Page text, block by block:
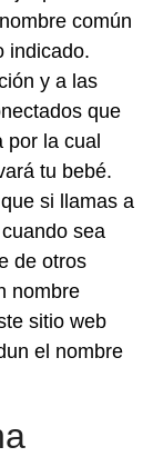
común
indicado.
y a las
que
la cual
tu bebé.
si llamas a
sea
de otros
nombre
sitio web
el nombre